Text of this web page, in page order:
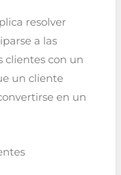
resolver
a las
clientes con un
un cliente
en un